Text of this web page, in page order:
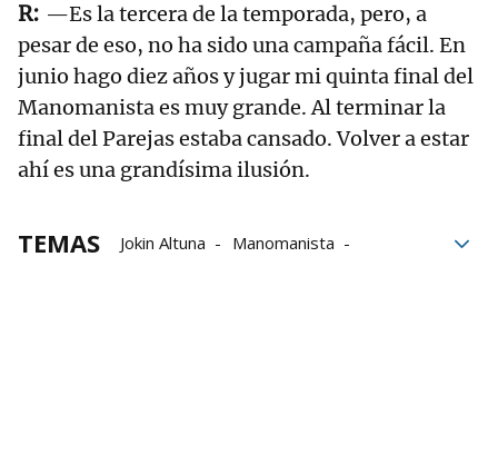
—Es la tercera de la temporada, pero, a
pesar de eso, no ha sido una campaña fácil. En
junio hago diez años y jugar mi quinta final del
Manomanista es muy grande. Al terminar la
final del Parejas estaba cansado. Volver a estar
ahí es una grandísima ilusión.
TEMAS Jokin Altuna
Manomanista